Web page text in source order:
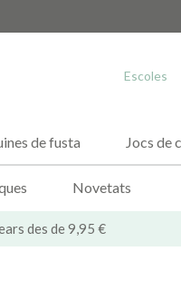
Escoles
de fusta Jocs de
Novetats
des de 9,95 €